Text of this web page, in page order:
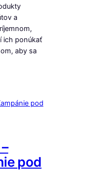
a
ich ponúkať
aby sa
pod